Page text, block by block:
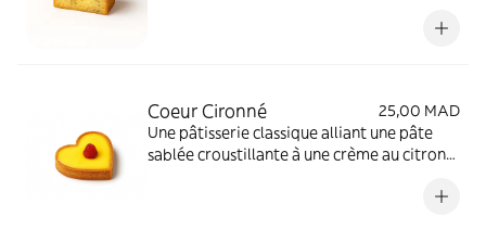
Coeur Cironné
25,00 MAD
Une pâtisserie classique alliant une pâte
sablée croustillante à une crème au citron